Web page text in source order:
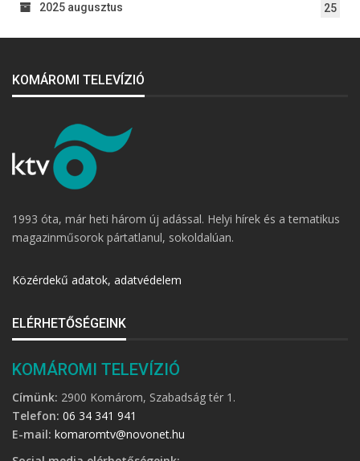
2025 augusztus 25
KOMÁROMI TELEVÍZIÓ
1993 óta, már heti három új adással. Helyi hírek és a tematikus
magazinműsorok pártatlanul, sokoldalúan.
Közérdekű adatok, adatvédelem
ELÉRHETŐSÉGEINK
KOMÁROMI TELEVÍZIÓ
Címünk: 2900 Komárom, Szabadság tér 1.
Telefon: 06 34 341 941
E-mail: komaromtv@novonet.hu